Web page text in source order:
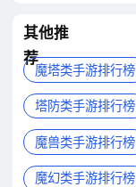
其他推
荐
魔塔类手游排行榜
塔防类手游排行榜
魔兽类手游排行榜
魔幻类手游排行榜